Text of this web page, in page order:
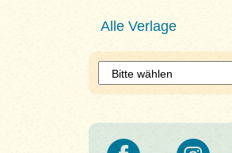
Alle Verlage